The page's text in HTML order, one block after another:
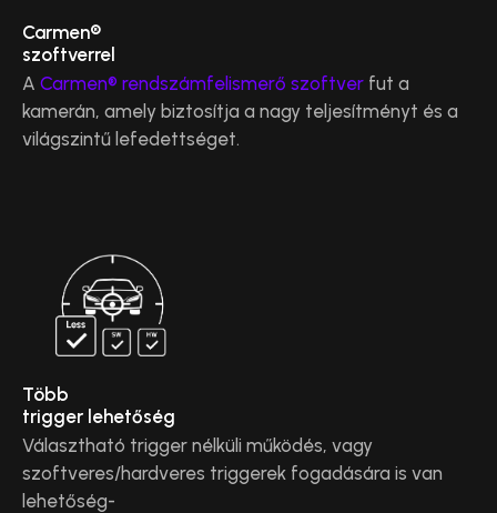
Carmen®
szoftverrel
A Carmen® rendszámfelismerő szoftver fut a
kamerán, amely biztosítja a nagy teljesítményt és a
világszintű lefedettséget.
Több
trigger lehetőség
Választható trigger nélküli működés, vagy
szoftveres/hardveres triggerek fogadására is van
lehetőség-